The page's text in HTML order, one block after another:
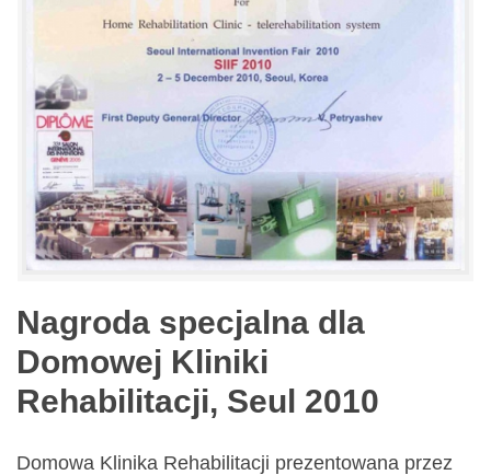
Nagroda specjalna dla
Domowej Kliniki
Rehabilitacji, Seul 2010
Domowa Klinika Rehabilitacji prezentowana przez